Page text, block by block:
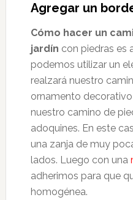
Agregar un
Cómo hacer un
jardín con piedras es
podemos utilizar un
realzará nuestro
ornamento
nuestro camino de
adoquines. En este
una zanja de muy
lados. Luego con una
adherimos para que
homogénea.